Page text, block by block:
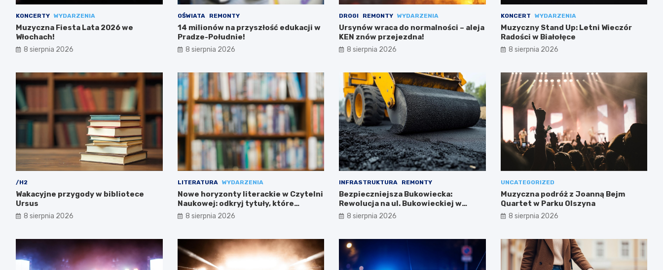
KONCERTY WYDARZENIA
Muzyczna Fiesta Lata 2026 we
Włochach!
8 sierpnia 2026
OŚWIATA REMONTY
14 milionów na przyszłość edukacji w
Pradze-Południe!
8 sierpnia 2026
DROGI REMONTY WYDARZENIA
Ursynów wraca do normalności – aleja
KEN znów przejezdna!
8 sierpnia 2026
KONCERT WYDARZENIA
Muzyczny Stand Up: Letni Wieczór
Radości w Białołęce
8 sierpnia 2026
/H2
Wakacyjne przygody w bibliotece
Ursus
8 sierpnia 2026
LITERATURA WYDARZENIA
Nowe horyzonty literackie w Czytelni
Naukowej: odkryj tytuły, które
zachwycą!
8 sierpnia 2026
INFRASTRUKTURA REMONTY
Bezpieczniejsza Bukowiecka:
Rewolucja na ul. Bukowieckiej w
Targówku
8 sierpnia 2026
UNCATEGORIZED
Muzyczna podróż z Joanną Bejm
Quartet w Parku Olszyna
8 sierpnia 2026